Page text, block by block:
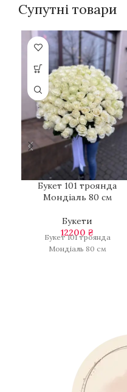
Супутні товари
Букет 101 троянда
Мондіаль 80 см
Букети
12200 ₴
Букет 101 троянда
Мондіаль 80 см